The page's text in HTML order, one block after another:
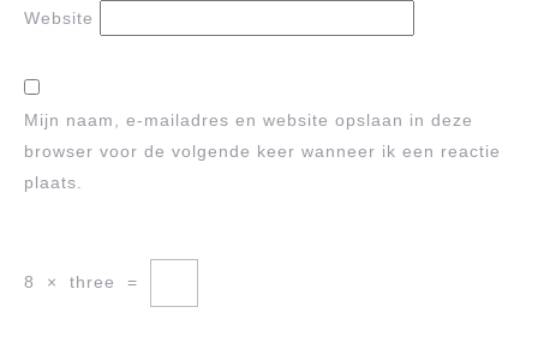
Website
Mijn naam, e-mailadres en website opslaan in deze
browser voor de volgende keer wanneer ik een reactie
plaats.
8 × three =